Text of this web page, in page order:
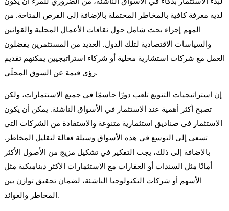
لديه معرفة كافية بالمخاطر المحتملة بالإضافة إلى الفرص المتاحة. من
المهم إجراء بحث شامل حول ثقافات الأعمال المحلية والقوانين
والسياسات الاقتصادية لتلك الدول. العديد من المستثمرين يفضلون
العمل مع شركات استشارية محلية أو شركاء استراتيجيين يمكنهم تقديم
رؤى قيمة عن السوق المحلّي.
إن استراتيجيات التنويع تلعب دورًا حاسمًا في جميع الاستثمارات، ولكن
تصبح أكثر أهمية عند الاستثمار في الأسواق الناشئة. يمكن أن يكون
الاستثمار في صناديق استثمارية متنوعة والاستفادة من الشركات التي
تسعى إلى التوسع في هذه الأسواق وسيلة فعالة لتقليل المخاطر.
بالإضافة إلى ذلك، يجب التفكير في تشكيل مزيج من الأصول الأكثر
أمانًا مثل السندات أو العقارات مع الاستثمارات الأكثر ديناميكية مثل
الأسهم أو شركات التكنولوجيا الناشئة، لضمان تحقيق توازن بين
المخاطر والعوائد.